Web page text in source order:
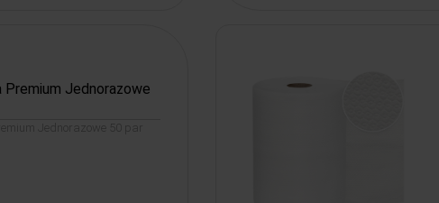
Premium Jednorazowe
Jednorazowe 50 par